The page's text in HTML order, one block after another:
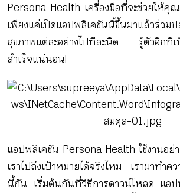
TH EN
Persona Health เครื่องมือที่จะช่วยให้คุ
เพียงแค่เปิดแอปพลิเคชันนี้ขึ้นมาแล้วร่วม
สุขภาพแต่ละอย่างไปทีละนิด รู้ตัวอีกทีเ
สำเร็จแน่นอน!
แอปพลิเคชัน Persona Health ใช้งานอย่า
เราไปถึงเป้าหมายได้จริงไหม เรามาทำค
นี้กัน เริ่มต้นกันที่วิธีการดาวน์โหลด แอ